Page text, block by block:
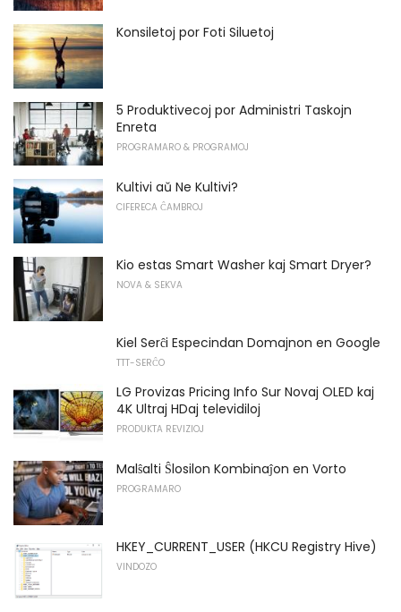
Konsiletoj por Foti Siluetoj
5 Produktivecoj por Administri Taskojn
Enreta
PROGRAMARO & PROGRAMOJ
Kultivi aŭ Ne Kultivi?
CIFERECA ĈAMBROJ
Kio estas Smart Washer kaj Smart Dryer?
NOVA & SEKVA
Kiel Serĉi Especindan Domajnon en Google
TTT-SERĈO
LG Provizas Pricing Info Sur Novaj OLED kaj
4K Ultraj HDaj televidiloj
PRODUKTA REVIZIOJ
Malŝalti Ŝlosilon Kombinaĵon en Vorto
PROGRAMARO
HKEY_CURRENT_USER (HKCU Registry Hive)
VINDOZO